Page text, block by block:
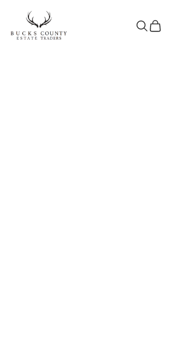
Bucks County Estate Traders
Search
Cart